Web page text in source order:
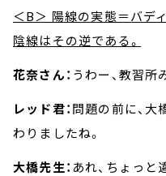
＜B＞ 陽線の実態＝バディ
陰線はその逆である。
花奈さん： うわー、教習所
レッド君：問題の前に、大
わりましたね。
大橋先生： あれ、ちょっと違